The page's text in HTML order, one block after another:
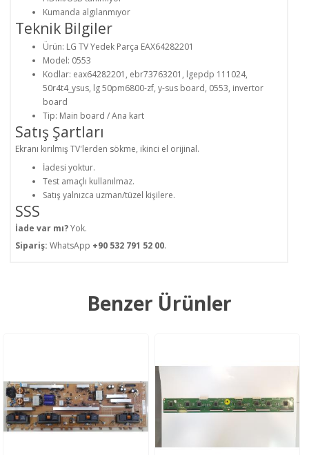
Kumanda algılanmıyor
Teknik Bilgiler
Ürün: LG TV Yedek Parça EAX64282201
Model: 0553
Kodlar: eax64282201, ebr73763201, lgepdp 111024,
50r4t4_ysus, lg 50pm6800-zf, y-sus board, 0553, invertor
board
Tip: Main board / Ana kart
Satış Şartları
Ekranı kırılmış TV'lerden sökme, ikinci el orijinal.
İadesi yoktur.
Test amaçlı kullanılmaz.
Satış yalnızca uzman/tüzel kişilere.
SSS
İade var mı?Yok.
Sipariş: WhatsApp +90 532 791 52 00.
Benzer Ürünler